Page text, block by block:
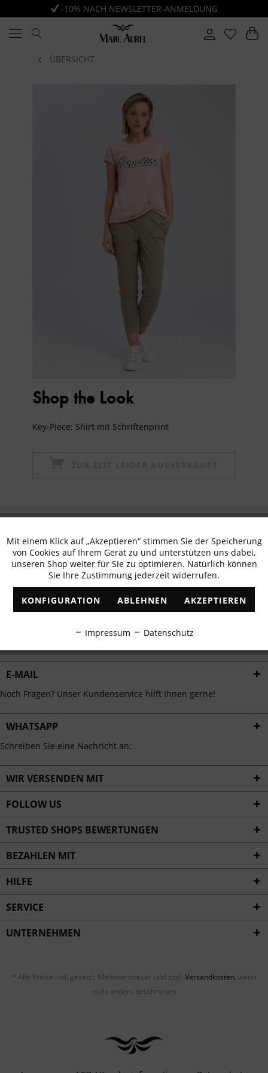
-10% NACH NEWSLETTER-ANMELDUNG
ÜBERSICHT
Shop the Look
Key-Piece: Shirt mit Schriftenprint
erhalten
✓ Exklusive Angebote ✓ Die aktuellsten Trends
E-MAIL
Noch Fragen? Unser Kundenservice hilft Ihnen gerne!
WHATSAPP
Schreiben Sie eine Nachricht an:
WIR VERSENDEN MIT
FOLLOW US
TRUSTED SHOPS BEWERTUNGEN
BEZAHLEN MIT
HILFE
SERVICE
UNTERNEHMEN
* Alle Preise inkl. gesetzl. Mehrwertsteuer und zzgl. Versandkosten, wenn
nicht anders beschrieben
Funktionale Aktiv
Marketing Inaktiv
Tracking Inaktiv
Personalisierung Inaktiv
Service
Mit einem Klick auf „Akzeptieren“ stimmen Sie der Speicherung
von Cookies auf Ihrem Gerät zu und unterstützen uns dabei,
unseren Shop weiter für Sie zu optimieren. Natürlich können
Sie Ihre Zustimmung jederzeit widerrufen.
KONFIGURATION ABLEHNEN AKZEPTIEREN
Impressum Datenschutz